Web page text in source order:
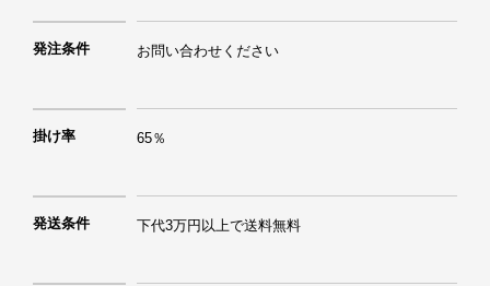
発注条件 お問い合わせください
掛け率 65％
発送条件 下代3万円以上で送料無料